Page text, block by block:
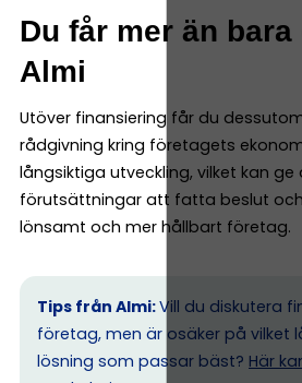
Du får mer än
Almi
Utöver finansiering får du
rådgivning kring företagets
långsiktiga utveckling, vilket kan
förutsättningar att fatta beslut
lönsamt och mer hållbart företag.
Tips från Almi:Vill du diskutera
företag, men är osäker på vilket
lösning som passar bäst? Här